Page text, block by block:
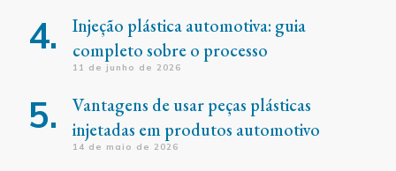
Injeção plástica automotiva: guia
completo sobre o processo
11 de junho de 2026
Vantagens de usar peças plásticas
injetadas em produtos automotivo
14 de maio de 2026